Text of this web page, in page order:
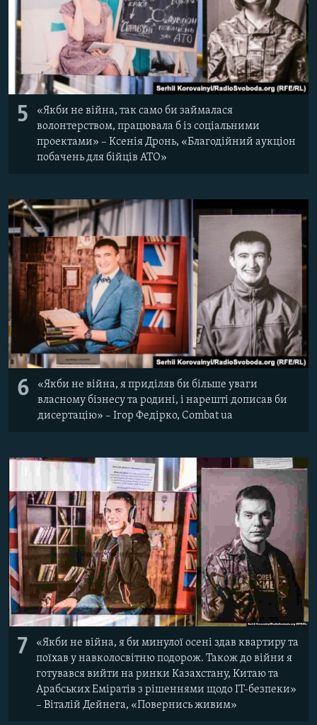
5
«Якби не війна, так само би займалася
волонтерством, працювала б із соціальними
проектами» – Ксенія Дронь, «Благодійний аукціон
побачень для бійців АТО»
6
«Якби не війна, я приділяв би більше уваги
власному бізнесу та родині, і нарешті дописав би
дисертацію» – Ігор Федірко, Combat ua
7
«Якби не війна, я би минулої осені здав квартиру та
поїхав у навколосвітню подорож. Також до війни я
готувався вийти на ринки Казахстану, Китаю та
Арабських Еміратів з рішеннями щодо IT-безпеки»
– Віталій Дейнега, «Повернись живим»